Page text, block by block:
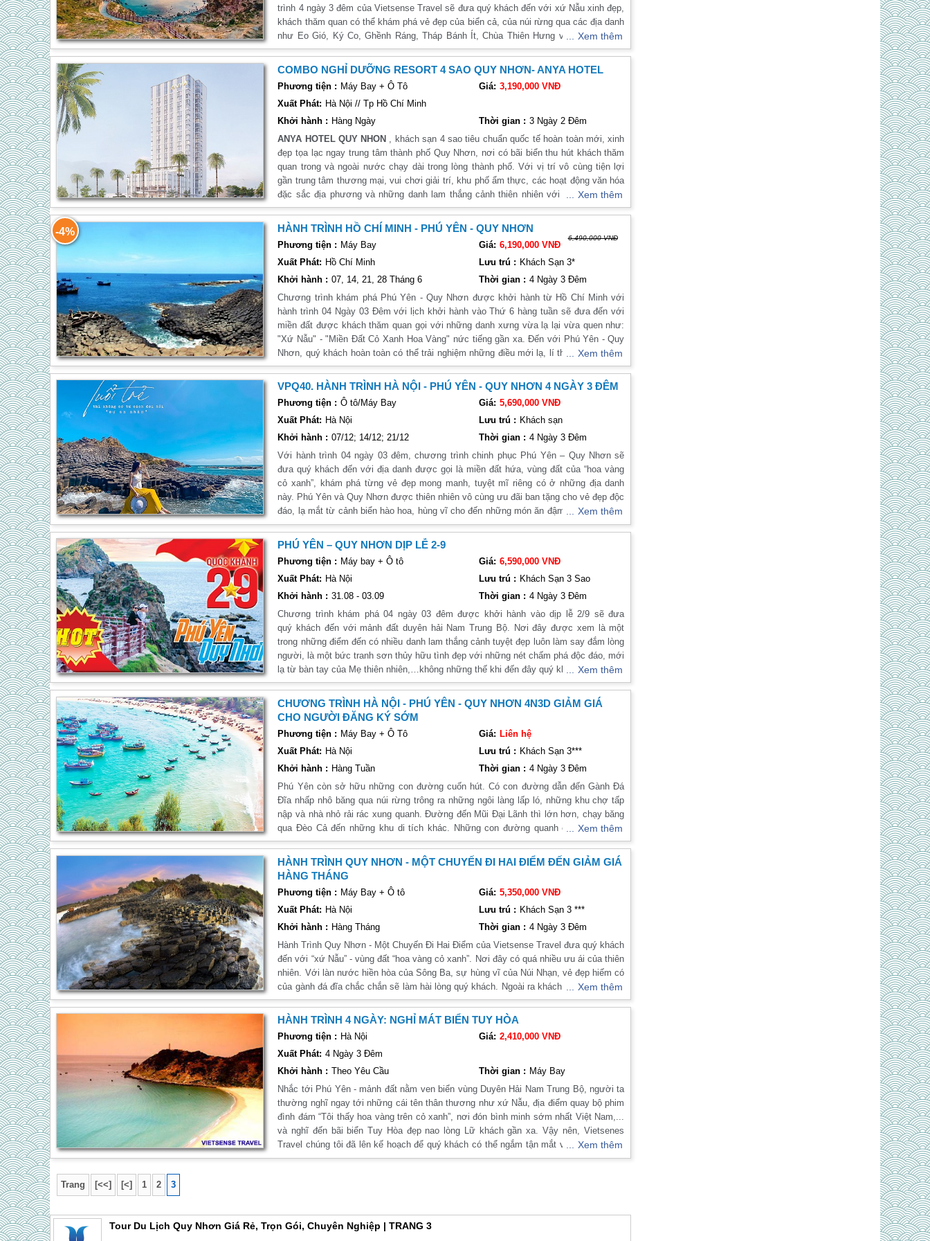
trình 4 ngày 3 đêm của Vietsense Travel sẽ đưa quý khách đến với xứ Nẫu xinh đẹp,
khách thăm quan có thể khám phá vẻ đẹp của biển cả, của núi rừng qua các địa danh
như Eo Gió, Ký Co, Ghềnh Ráng, Tháp Bánh Ít, Chùa Thiên Hưng và thưởng thức
ẩm thực đặc sắc với những món ăn hấp dẫn như bánh ít, bánh hỏi cháo lòng, bánh
xèo tôm nhảy, tré, nem chợ huyện...
Xem thêm
COMBO NGHỈ DƯỠNG RESORT 4 SAO QUY NHƠN- ANYA HOTEL
Phương tiện : Máy Bay + Ô Tô Giá: 3,190,000 VNĐ
Xuất Phát: Hà Nội // Tp Hồ Chí Minh
Khởi hành : Hàng Ngày Thời gian : 3 Ngày 2 Đêm
ANYA HOTEL QUY NHON
, khách sạn 4 sao tiêu chuẩn quốc tế hoàn toàn mới, xinh
đẹp tọa lạc ngay trung tâm thành phố Quy Nhơn, nơi có bãi biển thu hút khách thăm
quan trong và ngoài nước chạy dài trong lòng thành phố. Với vị trí vô cùng tiện lợi
gần trung tâm thương mại, vui chơi giải trí, khu phố ẩm thực, các hoạt động văn hóa
đặc sắc địa phương và những danh lam thắng cảnh thiên nhiên với vẻ đẹp nguyên
sơ… sẽ tạo nhiều cơ hội khám phá, trải nghiệm tuyệt vời cho Lữ khách gần xa
Xem thêm
-4% HÀNH TRÌNH HỒ CHÍ MINH - PHÚ YÊN - QUY NHƠN
Phương tiện : Máy Bay Giá:
6,490,000 VNĐ
6,190,000 VNĐ
Xuất Phát: Hồ Chí Minh Lưu trú : Khách Sạn 3*
Khởi hành : 07, 14, 21, 28 Tháng 6 Thời gian : 4 Ngày 3 Đêm
Chương trình khám phá Phú Yên - Quy Nhơn được khởi hành từ Hồ Chí Minh với
hành trình 04 Ngày 03 Đêm với lịch khởi hành vào Thứ 6 hàng tuần sẽ đưa đến với
miền đất được khách thăm quan gọi với những danh xưng vừa lạ lại vừa quen như:
"Xứ Nẫu" - "Miền Đất Cỏ Xanh Hoa Vàng" nức tiếng gần xa. Đến với Phú Yên - Quy
Nhơn, quý khách hoàn toàn có thể trải nghiệm những điều mới lạ, lí thú nhất từ cảnh
quan thiên nhiên, món ăn đặc sản đến những nhà thờ, chùa chiền nổi tiếng linh thiêng
tại đây. Tất cả những điều tuyệt vời này sẽ mang quý khách đến một chân trời mới,
dẫn quý khách đi từ bất ngờ này đến bất ngờ khác. Và điều đó chỉ có ở hành trình
khám phá Phú Yên - Quy Nhơn của công ty chúng tôi! Kính mời quý khách tham
khảo chương trình cụ thể dưới đây!
Xem thêm
VPQ40. HÀNH TRÌNH HÀ NỘI - PHÚ YÊN - QUY NHƠN 4 NGÀY 3 ĐÊM
Phương tiện : Ô tô/Máy Bay Giá: 5,690,000 VNĐ
Xuất Phát: Hà Nội Lưu trú : Khách sạn
Khởi hành : 07/12; 14/12; 21/12 Thời gian : 4 Ngày 3 Đêm
Với hành trình 04 ngày 03 đêm, chương trình chinh phục Phú Yên – Quy Nhơn sẽ
đưa quý khách đến với địa danh được gọi là miền đất hứa, vùng đất của “hoa vàng
cỏ xanh”, khám phá từng vẻ đẹp mong manh, tuyệt mĩ riêng có ở những địa danh
này. Phú Yên và Quy Nhơn được thiên nhiên vô cùng ưu đãi ban tặng cho vẻ đẹp độc
đáo, lạ mắt từ cảnh biển hào hoa, hùng vĩ cho đến những món ăn đậm đà, bao quanh
là những địa danh thắng cảnh nổi tiếng, những ngọn núi cao hùng vĩ, những
vũng vịnh trù phú toàn cá tôm, hay các con đường rộng lớn, bao la đón gió về chiều
và những bãi biển trong xanh với những đồi cát chạy dài.
Xem thêm
PHÚ YÊN – QUY NHƠN DỊP LỄ 2-9
Phương tiện : Máy bay + Ô tô Giá: 6,590,000 VNĐ
Xuất Phát: Hà Nội Lưu trú : Khách Sạn 3 Sao
Khởi hành : 31.08 - 03.09 Thời gian : 4 Ngày 3 Đêm
Chương trình khám phá 04 ngày 03 đêm được khởi hành vào dịp lễ 2/9 sẽ đưa
quý khách đến với mảnh đất duyên hải Nam Trung Bộ. Nơi đây được xem là một
trong những điểm đến có nhiều danh lam thắng cảnh tuyệt đẹp luôn làm say đắm lòng
người, là một bức tranh sơn thủy hữu tình đẹp với những nét chấm phá độc đáo, mới
lạ từ bàn tay của Mẹ thiên nhiên,…không những thế khi đến đây quý khách còn có cơ
hội tiếp xúc với những con người hiền hòa, tốt bụng và vô cùng mến khách. Vậy kính
mong quý khách sẽ đồng hành cùng công ty Vietsense Travel chúng tôi để có cơ hội
trải nghiệm những điều lý thú và đặc sắc ấy trong dịp lễ này nhé!
Xem thêm
CHƯƠNG TRÌNH HÀ NỘI - PHÚ YÊN - QUY NHƠN 4N3D GIẢM GIÁ
CHO NGƯỜI ĐĂNG KÝ SỚM
Phương tiện : Máy Bay + Ô Tô Giá: Liên hệ
Xuất Phát: Hà Nội Lưu trú : Khách Sạn 3***
Khởi hành : Hàng Tuần Thời gian : 4 Ngày 3 Đêm
Phú Yên còn sở hữu những con đường cuốn hút. Có con đường dẫn đến Gành Đá
Đĩa nhấp nhô băng qua núi rừng trông ra những ngôi làng lấp ló, những khu chợ tấp
nập và nhà nhỏ rải rác xung quanh. Đường đến Mũi Đại Lãnh thì lớn hơn, chạy băng
qua Đèo Cả đến những khu di tích khác. Những con đường quanh co dọc dốc núi
băng qua rừng luôn đem lại cảm giác mạo hiểm cho khách thăm quan.
Xem thêm
Khách Đăng Ký Trước 20/7
HÀNH TRÌNH QUY NHƠN - MỘT CHUYẾN ĐI HAI ĐIỂM ĐẾN GIẢM GIÁ
HÀNG THÁNG
Phương tiện : Máy Bay + Ô tô Giá: 5,350,000 VNĐ
Xuất Phát: Hà Nội Lưu trú : Khách Sạn 3 ***
Khởi hành : Hàng Tháng Thời gian : 4 Ngày 3 Đêm
Hành Trình Quy Nhơn - Một Chuyến Đi Hai Điểm của Vietsense Travel đưa quý khách
đến với “xứ Nẫu” - vùng đất “hoa vàng cỏ xanh”. Nơi đây có quá nhiều ưu ái của thiên
nhiên. Với làn nước hiền hòa của Sông Ba, sự hùng vĩ của Núi Nhạn, vẻ đẹp hiếm có
của gành đá đĩa chắc chắn sẽ làm hài lòng quý khách. Ngoài ra khách thăm quan còn
được tham quan nhiều địa danh nổi tiếng và thưởng thức những món ăn ngon, hấp
dẫn mang đậm hương vị địa phương. Hãy để Vietsense Travel đồng hành cùng bạn
Xem thêm
HÀNH TRÌNH 4 NGÀY: NGHỈ MÁT BIỂN TUY HÒA
Phương tiện : Hà Nội Giá: 2,410,000 VNĐ
Xuất Phát: 4 Ngày 3 Đêm
Khởi hành : Theo Yêu Cầu Thời gian : Máy Bay
Nhắc tới Phú Yên - mảnh đất nằm ven biển vùng Duyên Hải Nam Trung Bộ, người ta
thường nghĩ ngay tới những cái tên thân thương như xứ Nẫu, địa điểm quay bộ phim
đình đám “Tôi thấy hoa vàng trên cỏ xanh”, nơi đón bình minh sớm nhất Việt Nam,...
và nghĩ đến bãi biển Tuy Hòa đẹp nao lòng Lữ khách gần xa. Vậy nên, Vietsenes
Travel chúng tôi đã lên kế hoạch để quý khách có thể ngắm tận mắt vẻ đẹp của biển
Tuy Hòa trong 4 ngày 3 đêm. Hãy đồng hành cùng chúng tôi trong hành trình thú vị
Xem thêm
Trang [<<] [<] 1 2 3
Tour Du Lịch Quy Nhơn Giá Rẻ, Trọn Gói, Chuyên Nghiệp | TRANG 3